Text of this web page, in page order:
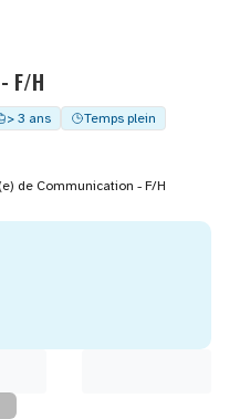
F/H
> 3 ans
Temps plein
de Communication - F/H